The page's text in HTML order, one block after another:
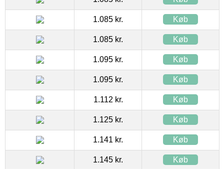
1.085 kr. Køb
1.085 kr. Køb
1.095 kr. Køb
1.095 kr. Køb
1.112 kr. Køb
1.125 kr. Køb
1.141 kr. Køb
1.145 kr. Køb